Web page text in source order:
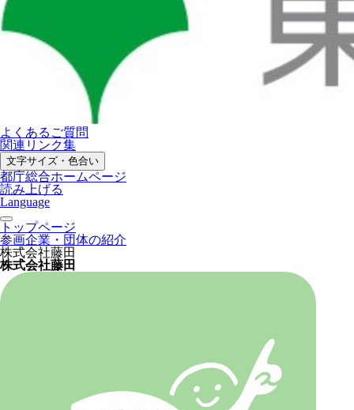
よくあるご質問
関連リンク集
文字サイズ・色合い
都庁総合ホームページ
読み上げる
Language
トップページ
参画企業・団体の紹介
株式会社藤田
株式会社藤田